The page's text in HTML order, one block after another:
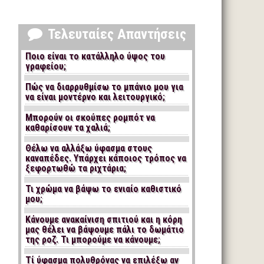
Τελευταίες Απαντήσεις
Ποιο είναι το κατάλληλο ύψος του
γραφείου;
Πώς να διαρρυθμίσω το μπάνιο μου για
να είναι μοντέρνο και λειτουργικό;
Μπορούν οι σκούπες ρομπότ να
καθαρίσουν τα χαλιά;
Θέλω να αλλάξω ύφασμα στους
καναπέδες. Υπάρχει κάποιος τρόπος να
ξεφορτωθώ τα ριχτάρια;
Τι χρώμα να βάψω το ενιαίο καθιστικό
μου;
Κάνουμε ανακαίνιση σπιτιού και η κόρη
μας θέλει να βάψουμε πάλι το δωμάτιο
της ροζ. Τι μπορούμε να κάνουμε;
Τί ύφασμα πολυθρόνας να επιλέξω αν